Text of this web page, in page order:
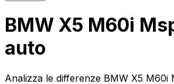
BMW X5 M60i
auto
Analizza le differenze BMW X5 M60i